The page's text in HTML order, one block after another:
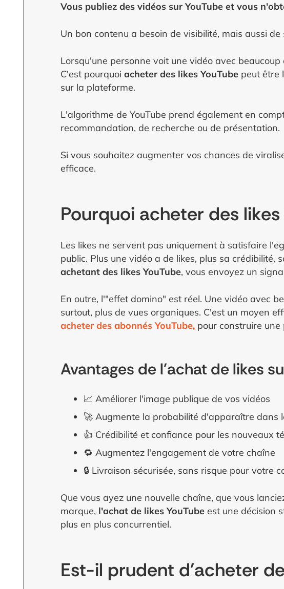
Vous publiez des vidéos sur YouTube et vous
Un bon contenu a besoin de visibilité, mais aussi
Lorsqu'une personne voit une vidéo avec
C'est pourquoi acheter des likes YouTube peut être
sur la plateforme.
L'algorithme de YouTube prend également en
recommandation, de recherche ou de présentation.
Si vous souhaitez augmenter vos chances de
efficace.
Pourquoi acheter des likes
Les likes ne servent pas uniquement à satisfaire
public. Plus une vidéo a de likes, plus sa
achetant des likes YouTube, vous envoyez un
En outre, l'"effet domino" est réel. Une vidéo avec
surtout, plus de vues organiques. C'est un moyen
acheter des abonnés YouTube, pour construire
Avantages de l'achat de likes
📈 Améliorer l'image publique de vos vidéos
🚀 Augmente la probabilité d'apparaître dans
👍 Crédibilité et confiance pour les nouveaux
🔁 Augmentez l'engagement de votre chaîne
🔒 Livraison sécurisée, sans risque pour votre
Que vous ayez une nouvelle chaîne, que vous
marque, l'achat de likes YouTube est une décision
plus en plus concurrentiel.
Est-il prudent d'acheter